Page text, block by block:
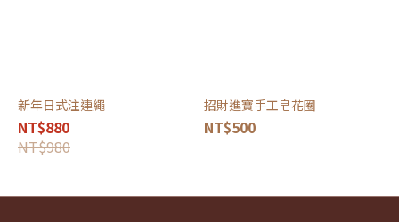
新年日式注連繩
NT$880
NT$980
招財進寶手工皂花圈
NT$500